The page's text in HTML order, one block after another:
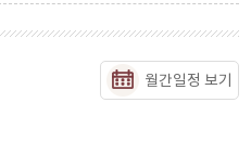
월간일정 보기